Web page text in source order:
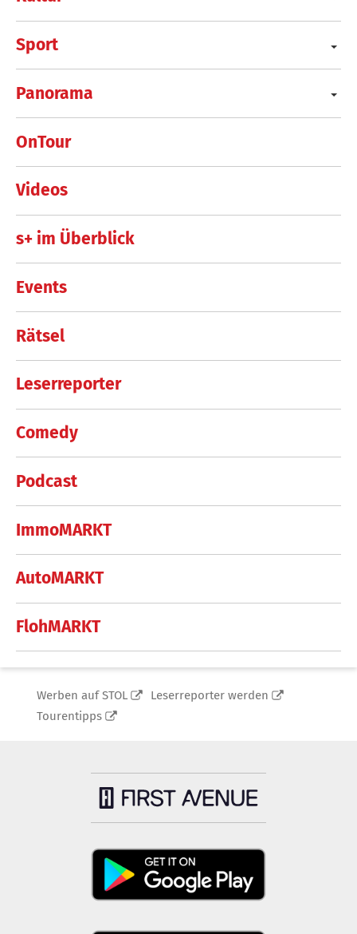
Sport
Panorama
OnTour
Videos
s+ im Überblick
Events
Rätsel
Leserreporter
Comedy
Podcast
ImmoMARKT
AutoMARKT
FlohMARKT
Werben auf STOL
Leserreporter werden
Tourentipps